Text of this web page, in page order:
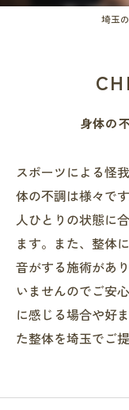
埼玉
身体の
スポーツによる怪
体の不調は様々で
人ひとりの状態に
ます。また、整体
音がする施術があ
いませんのでご安
に感じる場合や好
た整体を埼玉でご